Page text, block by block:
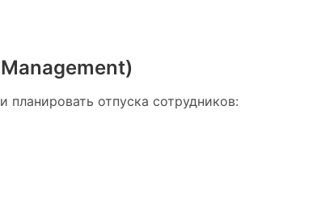
планировать отпуска сотрудников: